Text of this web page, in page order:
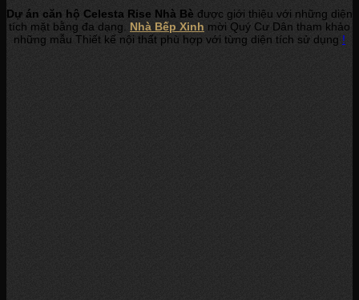
Dự án căn hộ Celesta Rise Nhà Bè được giới thiệu với những diện
tích mặt bằng đa dạng. Nhà Bếp Xinh mời Quý Cư Dân tham khảo
những mẫu Thiết kế nội thất phù hợp với từng diện tích sử dụng !